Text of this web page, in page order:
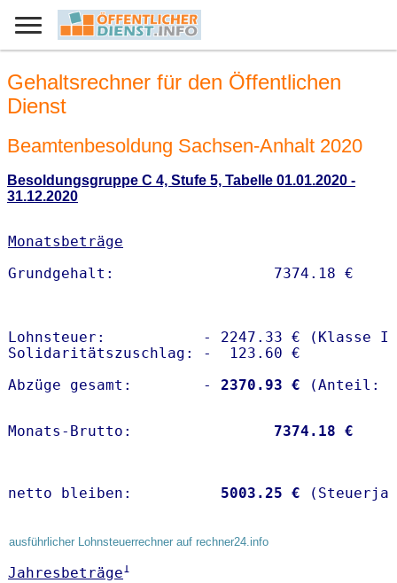
Gehaltsrechner für den Öffentlichen
Dienst
Beamtenbesoldung Sachsen-Anhalt 2020
Besoldungsgruppe C 4, Stufe 5, Tabelle 01.01.2020 -
31.12.2020
Monatsbeträge
Lohnsteuer:           - 2247.33 € (Klasse I)
Solidaritätszuschlag: -  123.60 €
Abzüge gesamt:        -
2370.93 €
Monats-Brutto: 7374.18 €
netto bleiben: 5003.25 €
ausführlicher Lohnsteuerrechner auf rechner24.info
Jahresbeträge1